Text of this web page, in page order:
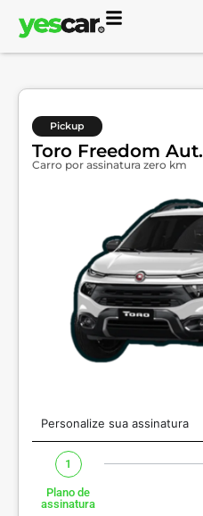
Pickup
Toro Freedom Aut.
Carro por assinatura zero km
Personalize sua assinatura
1
Plano de
assinatura